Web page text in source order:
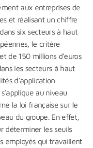
aux entreprises de
et réalisant un chiffre
six secteurs à haut
le critère
de 150 millions d’euros
les secteurs à haut
d’application
au niveau
la loi française sur le
du groupe. En effet,
déterminer les seuils
employés qui travaillent